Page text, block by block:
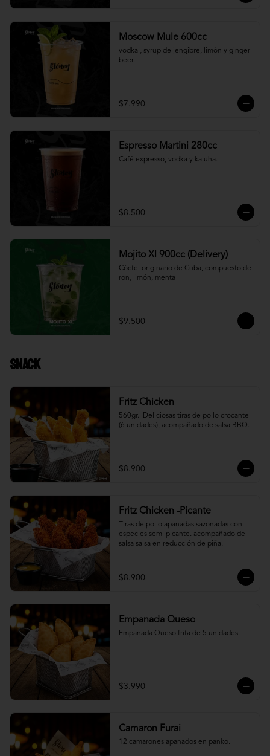
Moscow Mule 600cc
vodka , syrup de jengibre, limón y ginger
beer.
$7.990
Espresso Martini 280cc
Café expresso, vodka y kaluha.
$8.500
Mojito Xl 900cc (Delivery)
Cóctel originario de Cuba, compuesto de
ron, limón, menta
$9.500
Snack
Fritz Chicken
560gr.  Deliciosas tiras de pollo crocante
(6 unidades), acompañado de salsa BBQ.
$8.900
Fritz Chicken -Picante
Tiras de pollo apanadas sazonadas con
especies semi picante. acompañado de
salsa salsa en reducción de piña.
$8.900
Empanada Queso
Empanada Queso frita de 5 unidades.
$3.990
Camaron Furai
12 camarones apanados en panko.